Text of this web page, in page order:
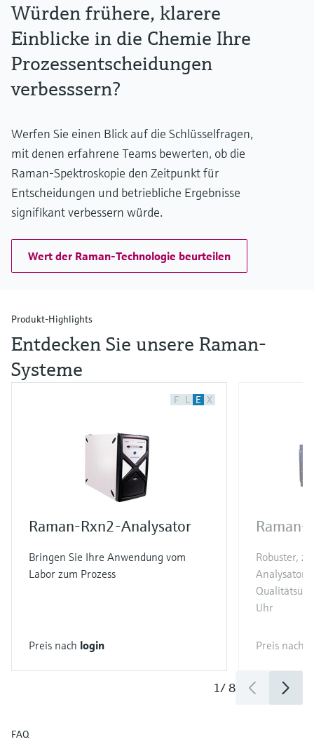
Würden frühere, klarere
Einblicke in die Chemie Ihre
Prozessentscheidungen
verbesssern?
Werfen Sie einen Blick auf die Schlüsselfragen,
mit denen erfahrene Teams bewerten, ob die
Raman-Spektroskopie den Zeitpunkt für
Entscheidungen und betriebliche Ergebnisse
signifikant verbessern würde.
Wert der Raman-Technologie beurteilen
Produkt-Highlights
Entdecken Sie unsere Raman-
Systeme
F L E X
Raman-Rxn2-Analysator
Bringen Sie Ihre Anwendung vom
Labor zum Prozess
Preis nach login
Raman-
Robuster,
Analysator
Uhr
Preis nach
1/8
FAQ